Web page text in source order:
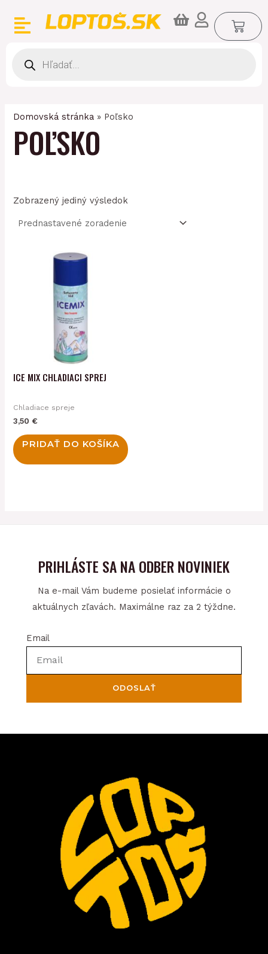
Domovská stránka » Poľsko
POĽSKO
Zobrazený jediný výsledok
ICE MIX CHLADIACI SPREJ
Chladiace spreje
3,50 €
PRIDAŤ DO KOŠÍKA
PRIHLÁSTE SA NA ODBER NOVINIEK
Na e-mail Vám budeme posielať informácie o
aktuálnych zľavách. Maximálne raz za 2 týždne.
Email
ODOSLAŤ